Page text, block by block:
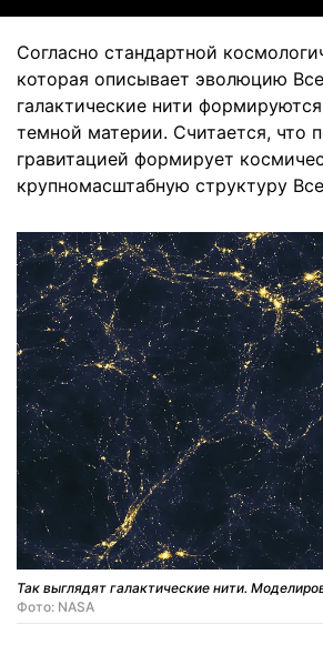
Согласно стандартной
которая описывает эволюцию
галактические нити
темной материи. Считается, что
гравитацией формирует
крупномасштабную структуру
Так выглядят галактические нити.
Фото: NASA